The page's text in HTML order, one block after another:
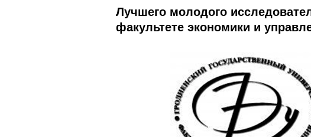
Лучшего молодого
факультете экономики и